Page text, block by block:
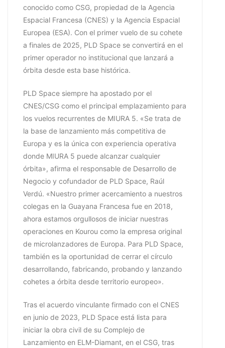
conocido como CSG, propiedad de la Agencia
Espacial Francesa (CNES) y la Agencia Espacial
Europea (ESA). Con el primer vuelo de su cohete
a finales de 2025, PLD Space se convertirá en el
primer operador no institucional que lanzará a
órbita desde esta base histórica.
PLD Space siempre ha apostado por el
CNES/CSG como el principal emplazamiento para
los vuelos recurrentes de MIURA 5. «Se trata de
la base de lanzamiento más competitiva de
Europa y es la única con experiencia operativa
donde MIURA 5 puede alcanzar cualquier
órbita», afirma el responsable de Desarrollo de
Negocio y cofundador de PLD Space, Raúl
Verdú. «Nuestro primer acercamiento a nuestros
colegas en la Guayana Francesa fue en 2018,
ahora estamos orgullosos de iniciar nuestras
operaciones en Kourou como la empresa original
de microlanzadores de Europa. Para PLD Space,
también es la oportunidad de cerrar el círculo
desarrollando, fabricando, probando y lanzando
cohetes a órbita desde territorio europeo».
Tras el acuerdo vinculante firmado con el CNES
en junio de 2023, PLD Space está lista para
iniciar la obra civil de su Complejo de
Lanzamiento en ELM-Diamant, en el CSG, tras